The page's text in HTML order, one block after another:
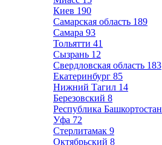
Киев 190
Самарская область 189
Самара 93
Тольятти 41
Сызрань 12
Свердловская область 183
Екатеринбург 85
Нижний Тагил 14
Березовский 8
Республика Башкортостан
Уфа 72
Стерлитамак 9
Октябрьский 8